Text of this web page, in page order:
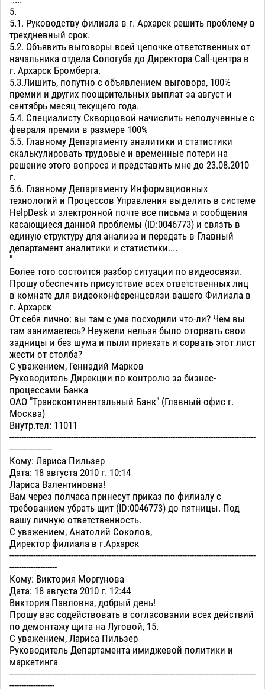
5.
5.1. Руководству филиала в г. Архарск решить проблему в
трехдневный срок.
5.2. Объявить выговоры всей цепочке ответственных от
начальника отдела Сологуба до Директора Сall-центра в
г. Архарск Бромберга.
5.3.Лишить, попутно с объявлением выговора, 100%
премии и других поощрительных выплат за август и
сентябрь месяц текущего года.
5.4. Специалисту Скворцовой начислить неполученные с
февраля премии в размере 100%
5.5. Главному Департаменту аналитики и статистики
скалькулировать трудовые и временные потери на
решение этого вопроса и представить мне до 23.08.2010
г.
5.6. Главному Департаменту Информационных
технологий и Процессов Управления выделить в системе
HelpDesk и электронной почте все письма и сообщения
касающиеся данной проблемы (ID:0046773) и связть в
единую структуру для анализа и передать в Главный
департамент аналитики и статистики....
"
Более того состоится разбор ситуации по видеосвязи.
Прошу обеспечить присутствие всех ответственных лиц
в комнате для видеоконференцсвязи вашего Филиала в
г. Архарск
От себя лично: вы там с ума посходили что-ли? Чем вы
там занимаетесь? Неужели нельзя было оторвать свои
задницы и без шума и пыли приехать и сорвать этот лист
жести от столба?
С уважением, Геннадий Марков
Руководитель Дирекции по контролю за бизнес-
процессами Банка
ОАО "Трансконтинентальный Банк" (Главный офис г.
Москва)
Внутр.тел: 11011
--------------------------------------------------------------------------------------------------------
------------------
Кому: Лариса Пильзер
Дата: 18 августа 2010 г. 10:14
Лариса Валентиновна!
Вам через полчаса принесут приказ по филиалу с
требованием убрать щит (ID:0046773) до пятницы. Под
вашу личную ответственность.
С уважением, Анатолий Соколов,
Директор филиала в г.Архарск
--------------------------------------------------------------------------------------------------------
--------------------
Кому: Виктория Моргунова
Дата: 18 августа 2010 г. 12:44
Виктория Павловна, добрый день!
Прошу вас содействовать в согласовании всех действий
по демонтажу щита на Луговой, 15.
С уважением, Лариса Пильзер
Руководитель Департамента имиджевой политики и
маркетинга
--------------------------------------------------------------------------------------------------------
-------------------